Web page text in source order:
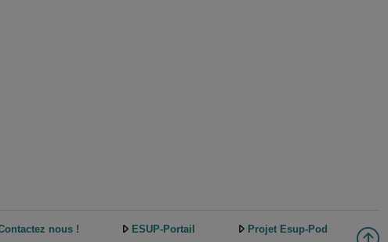
nous ! ESUP-Portail Projet Esup-Pod